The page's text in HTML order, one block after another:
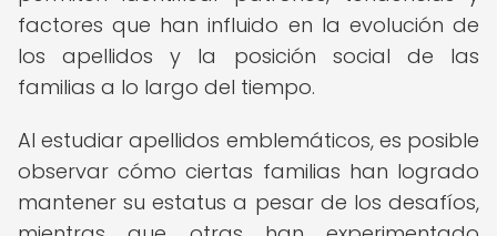
factores que han influido en la evolución de
los apellidos y la posición social de las
familias a lo largo del tiempo.
Al estudiar apellidos emblemáticos, es posible
observar cómo ciertas familias han logrado
mantener su estatus a pesar de los desafíos,